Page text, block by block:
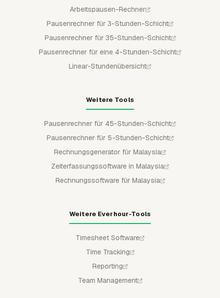
Arbeitspausen-Rechner
Pausenrechner für 3-Stunden-Schicht
Pausenrechner für 35-Stunden-Schicht
Pausenrechner für eine 4-Stunden-Schicht
Linear-Stundenübersicht
Weitere Tools
Pausenrechner für 45-Stunden-Schicht
Pausenrechner für 5-Stunden-Schicht
Rechnungsgenerator für Malaysia
Zeiterfassungssoftware in Malaysia
Rechnungssoftware für Malaysia
Weitere Everhour-Tools
Timesheet Software
Time Tracking
Reporting
Team Management